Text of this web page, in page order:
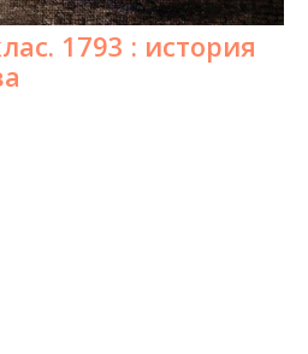
1793 : история